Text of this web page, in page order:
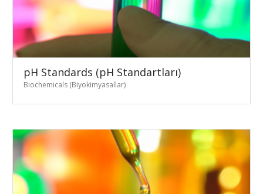
pH Standards (pH Standartları)
Biochemicals (Biyokimyasallar)